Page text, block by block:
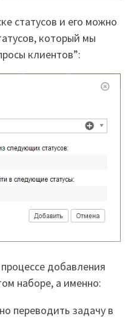
статусов и его можно
который мы
клиентов”:
добавления
наборе, а именно:
переводить задачу в